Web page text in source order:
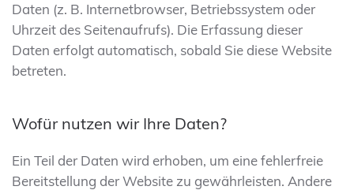
Daten (z. B. Internetbrowser, Betriebssystem oder
Uhrzeit des Seitenaufrufs). Die Erfassung dieser
Daten erfolgt automatisch, sobald Sie diese Website
betreten.
Wofür nutzen wir Ihre Daten?
Ein Teil der Daten wird erhoben, um eine fehlerfreie
Bereitstellung der Website zu gewährleisten. Andere